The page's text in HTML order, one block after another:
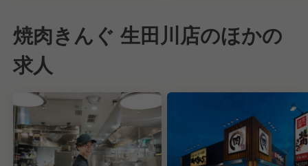
焼肉きんぐ 生田川店のほかの
求人